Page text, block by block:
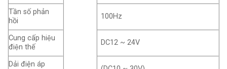
Tần số phản
hồi
100Hz
Cung cấp hiệu
điện thế
DC12 ~ 24V
Dải điện áp